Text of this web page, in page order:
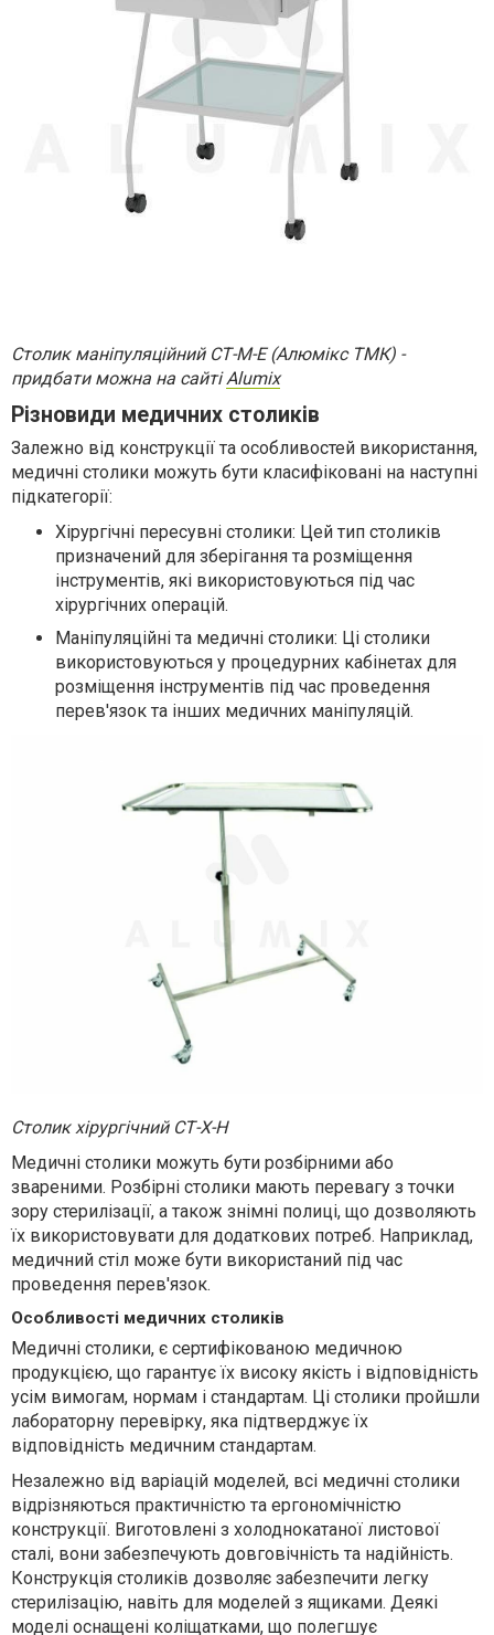
Столик маніпуляційний СТ-М-Е (Алюмікс ТМК) -
придбати можна на сайтіAlumix
Різновиди медичних столиків
Залежно від конструкції та особливостей використання,
медичні столики можуть бути класифіковані на наступні
підкатегорії:
Хірургічні пересувні столики: Цей тип столиків
призначений для зберігання та розміщення
інструментів, які використовуються під час
хірургічних операцій.
Маніпуляційні та медичні столики: Ці столики
використовуються у процедурних кабінетах для
розміщення інструментів під час проведення
перев'язок та інших медичних маніпуляцій.
Столик хірургічний СТ-Х-Н
Медичні столики можуть бути розбірними або
звареними. Розбірні столики мають перевагу з точки
зору стерилізації, а також знімні полиці, що дозволяють
їх використовувати для додаткових потреб. Наприклад,
медичний стіл може бути використаний під час
проведення перев'язок.
Особливості медичних столиків
Медичні столики, є сертифікованою медичною
продукцією, що гарантує їх високу якість і відповідність
усім вимогам, нормам і стандартам. Ці столики пройшли
лабораторну перевірку, яка підтверджує їх
відповідність медичним стандартам.
Незалежно від варіацій моделей, всі медичні столики
відрізняються практичністю та ергономічністю
конструкції. Виготовлені з холоднокатаної листової
сталі, вони забезпечують довговічність та надійність.
Конструкція столиків дозволяє забезпечити легку
стерилізацію, навіть для моделей з ящиками. Деякі
моделі оснащені коліщатками, що полегшує